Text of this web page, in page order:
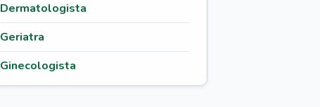
Dermatologista
Geriatra
Ginecologista